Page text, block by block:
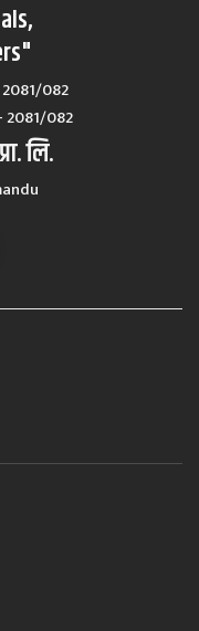
2081/082
2081/082
लि.